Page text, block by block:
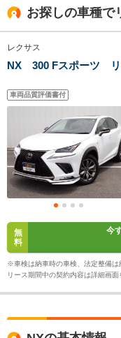
サイズ
燃費
ホイー
11.2～
└市街地
16.6km/L
22.7km/L
└高速道
20.8km/L
お探しの車種で
レクサス
NX 300 Fスポーツ リ
車両品質評価書付
無
料
今
※車検は納車時の車検、法定整備は
リース期間中の契約内容は詳細画面